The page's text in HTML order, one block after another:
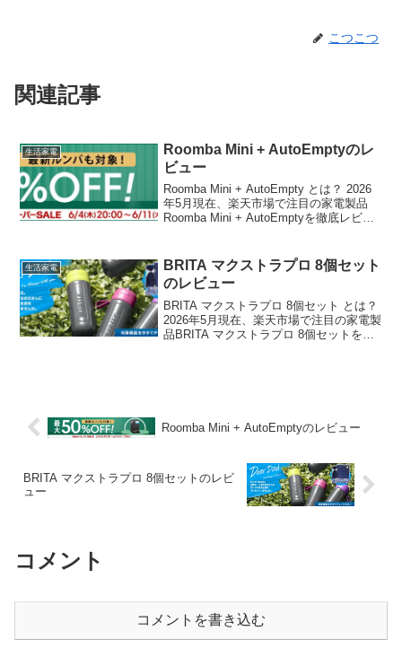
こつこつ
関連記事
生活家電
Roomba Mini + AutoEmptyのレ
ビュー
Roomba Mini + AutoEmpty とは？ 2026
年5月現在、楽天市場で注目の家電製品
Roomba Mini + AutoEmptyを徹底レビュ
生活家電
BRITA マクストラプロ 8個セット
のレビュー
BRITA マクストラプロ 8個セット とは？
2026年5月現在、楽天市場で注目の家電製
品BRITA マクストラプロ 8個セットを徹
Roomba Mini + AutoEmptyのレビュー
BRITA マクストラプロ 8個セットのレビ
ュー
コメント
コメントを書き込む